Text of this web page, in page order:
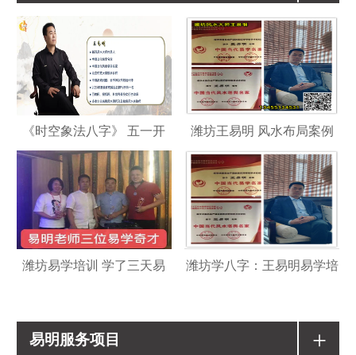
《时空象法八字》 五一开 潍坊王易明 风水布局案例
潍坊易学培训 学了三天易 潍坊学八字：王易明易学培
易明服务项目 +